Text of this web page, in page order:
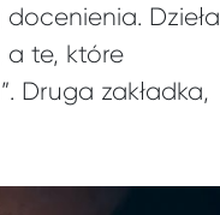
Dzieła
a te, które
Druga zakładka,